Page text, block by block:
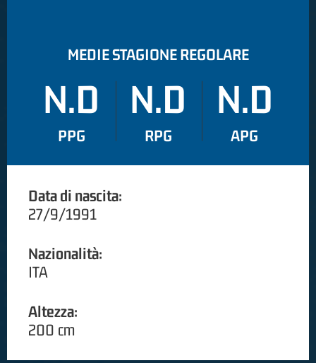
MEDIE STAGIONE REGOLARE
N.D
PPG
N.D
RPG
N.D
APG
Data di nascita:
27/9/1991
Nazionalità:
ITA
Altezza:
200 cm